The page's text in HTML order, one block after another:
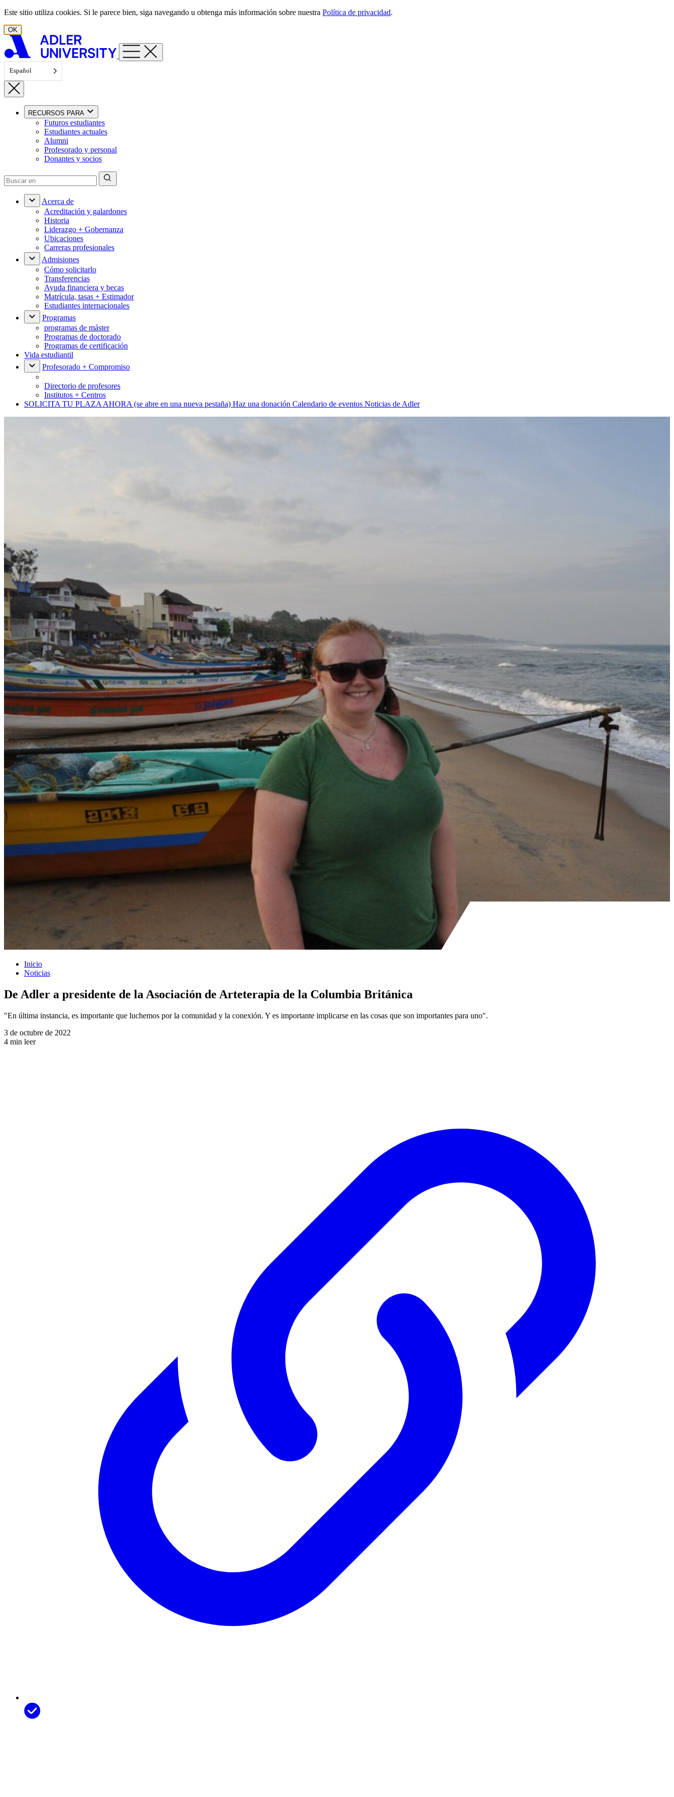
Ir al contenido
Este sitio utiliza cookies. Si le parece bien, siga navegando u obtenga más información sobre nuestra Política de privacidad.
OK
Español
RECURSOS PARA
Futuros estudiantes
Estudiantes actuales
Alumni
Profesorado y personal
Donantes y socios
Acerca de
Acreditación y galardones
Historia
Liderazgo + Gobernanza
Ubicaciones
Carreras profesionales
Admisiones
Cómo solicitarlo
Transferencias
Ayuda financiera y becas
Matrícula, tasas + Estimador
Estudiantes internacionales
Programas
programas de máster
Programas de doctorado
Programas de certificación
Vida estudiantil
Profesorado + Compromiso
Directorio de profesores
Institutos + Centros
SOLICITA TU PLAZA AHORA (se abre en una nueva pestaña) Haz una donación Calendario de eventos Noticias de Adler
Inicio
Noticias
De Adler a presidente de la Asociación de Arteterapia de la Columbia Británica
"En última instancia, es importante que luchemos por la comunidad y la conexión. Y es importante implicarse en las cosas que son importantes para uno".
3 de octubre de 2022
4 min leer